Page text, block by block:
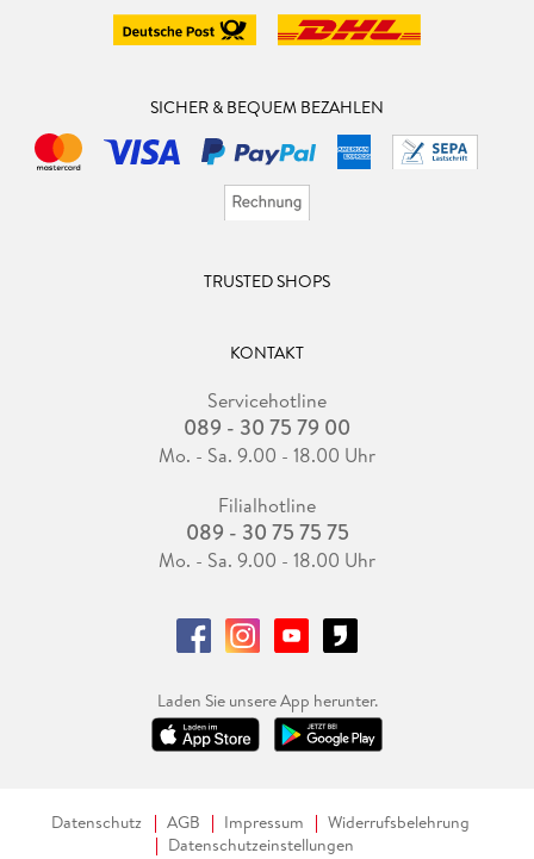
SICHER & BEQUEM BEZAHLEN
TRUSTED SHOPS
KONTAKT
Servicehotline
089 - 30 75 79 00
Mo. - Sa. 9.00 - 18.00 Uhr
Filialhotline
089 - 30 75 75 75
Mo. - Sa. 9.00 - 18.00 Uhr
Laden Sie unsere App herunter.
Datenschutz AGB Impressum
Widerrufsbelehrung
Datenschutzeinstellungen